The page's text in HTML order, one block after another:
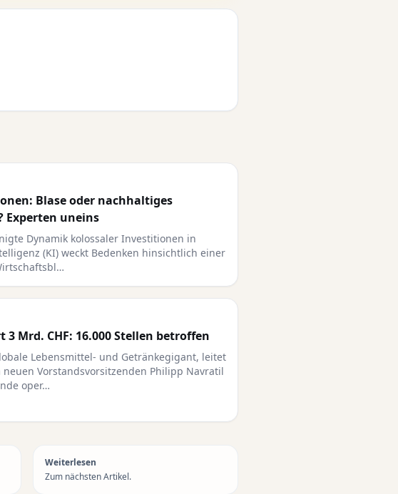
Blase oder nachhaltiges
Experten uneins
Dynamik kolossaler Investitionen in
(KI) weckt Bedenken hinsichtlich einer
3 Mrd. CHF: 16.000 Stellen betroffen
Lebensmittel- und Getränkegigant, leitet
Vorstandsvorsitzenden Philipp Navratil
oper…
Weiterlesen
Zum nächsten Artikel.